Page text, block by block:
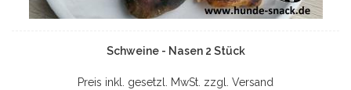
Schweine - Nasen 2 Stück
Preis inkl. gesetzl. MwSt. zzgl. Versand